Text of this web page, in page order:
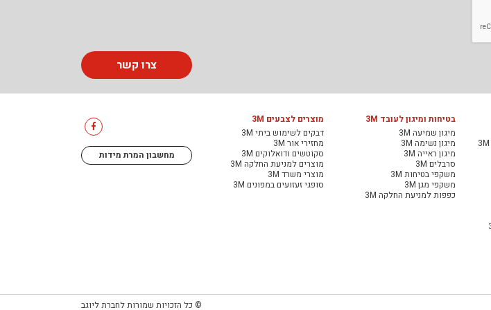
צרו קשר
בטיחות ומיגון לעובד 3M
מיגון שמיעה 3M
מיגון נשימה 3M
מיגון ראייה 3M
סרבלים 3M
משקפי בטיחות 3M
משקפי מגן 3M
כפפות למניעת החלקה 3M
מוצרים לצבעים 3M
דבקים לשימוש ביתי 3M
מחזירי אור 3M
סקוטשים ודואלוקים 3M
מוצרים למניעת החלקה 3M
מוצרי משרד 3M
סופגי זעזועים במפונים 3M
מחשבון המרת מידות
© כל הזכויות שמורות לחברת ליוגב